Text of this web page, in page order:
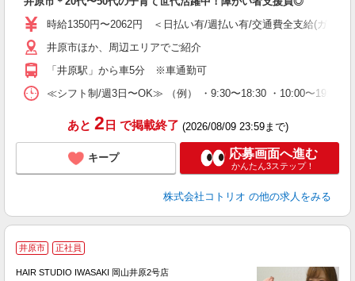
時給1350円〜2062円 ＜日払い有/週払い有/交通費全支給(ガソリ
井原市ほか、周辺エリアでご紹介
「井原駅」から車5分 ※車通勤可
≪シフト制/週3日〜OK≫ （例） ・9:30〜18:30 ・10:00〜19:00
あと 2 日 で掲載終了 (2026/08/09 23:59まで)
キープ 応募画面へ進む
かんたん3ステップ！
株式会社コトリオ の他の求人をみる
井原市 正社員
HAIR STUDIO IWASAKI 岡山井原2号店